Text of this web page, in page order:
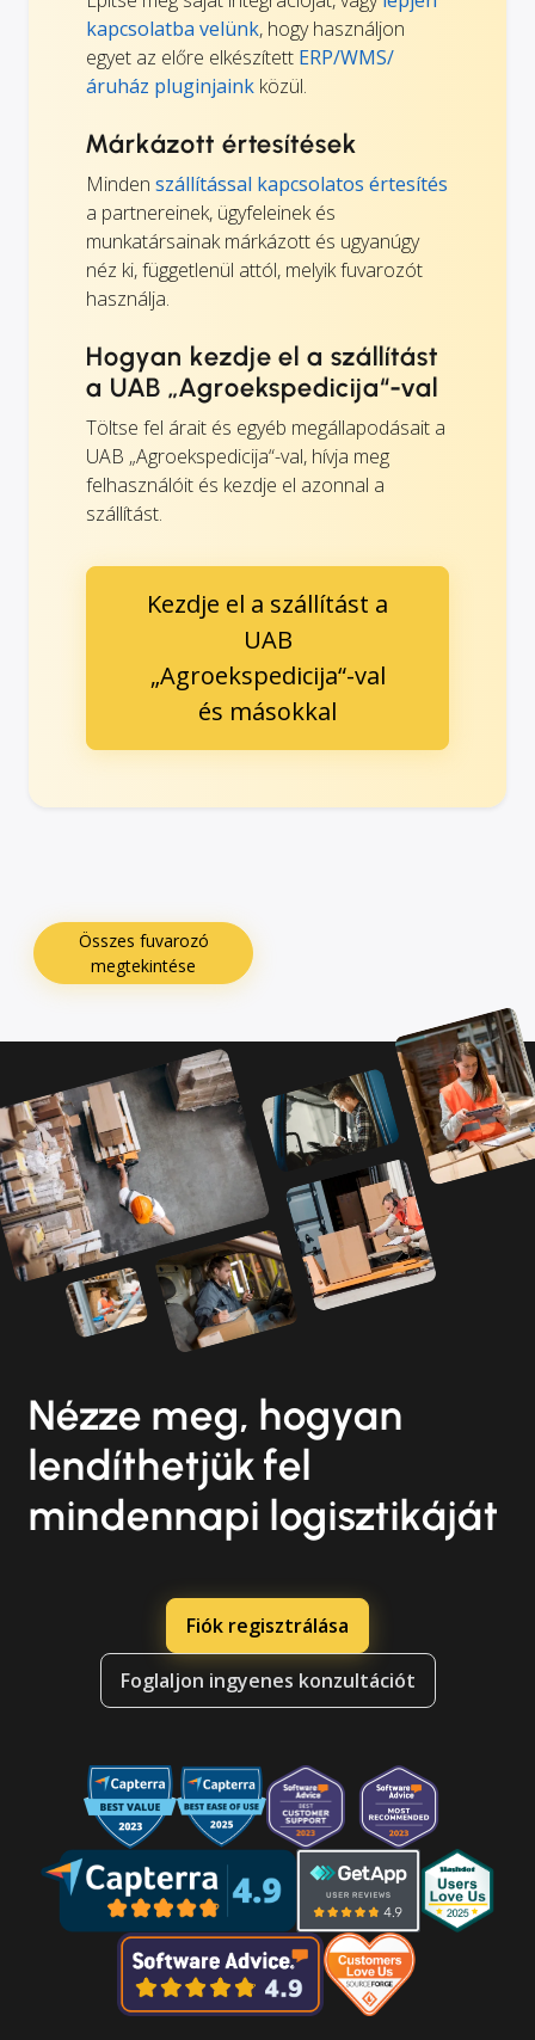
kapcsolatba velünk, hogy használjon
egyet az előre elkészített ERP/WMS/
áruház pluginjaink közül.
Márkázott értesítések
Minden szállítással kapcsolatos értesítés
a partnereinek, ügyfeleinek és
munkatársainak márkázott és ugyanúgy
néz ki, függetlenül attól, melyik fuvarozót
használja.
Hogyan kezdje el a szállítást
a UAB „Agroekspedicija“-val
Töltse fel árait és egyéb megállapodásait a
UAB „Agroekspedicija“-val, hívja meg
felhasználóit és kezdje el azonnal a
szállítást.
Kezdje el a szállítást a
UAB
„Agroekspedicija“-val
és másokkal
Összes fuvarozó
megtekintése
Nézze meg, hogyan
lendíthetjük fel
mindennapi logisztikáját
Fiók regisztrálása
Foglaljon ingyenes konzultációt